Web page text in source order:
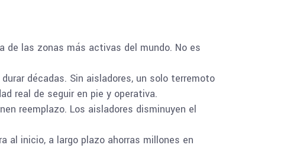
de las zonas más activas del mundo. No es
décadas. Sin aisladores, un solo terremoto
real de seguir en pie y operativa.
reemplazo. Los aisladores disminuyen el
al inicio, a largo plazo ahorras millones en